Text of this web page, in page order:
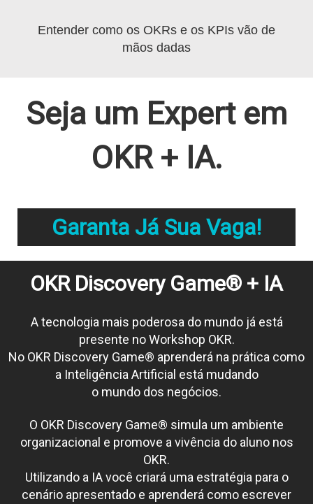
Entender como os OKRs e os KPIs vão de
mãos dadas
Seja um Expert em
OKR + IA.
Garanta Já Sua Vaga!
OKR Discovery Game® + IA
A tecnologia mais poderosa do mundo já está
presente no Workshop OKR.
No OKR Discovery Game® aprenderá na prática como
a Inteligência Artificial está mudando
o mundo dos negócios.
O OKR Discovery Game® simula um ambiente
organizacional e promove a vivência do aluno nos
OKR.
Utilizando a IA você criará uma estratégia para o
cenário apresentado e aprenderá como escrever